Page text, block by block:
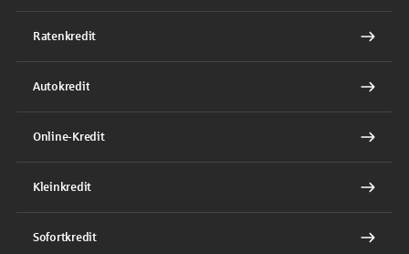
Ratenkredit
Autokredit
Online-Kredit
Kleinkredit
Sofortkredit